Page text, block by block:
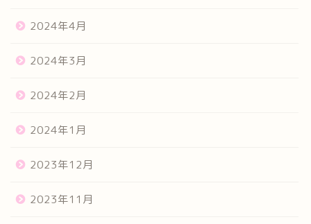
2024年4月
2024年3月
2024年2月
2024年1月
2023年12月
2023年11月